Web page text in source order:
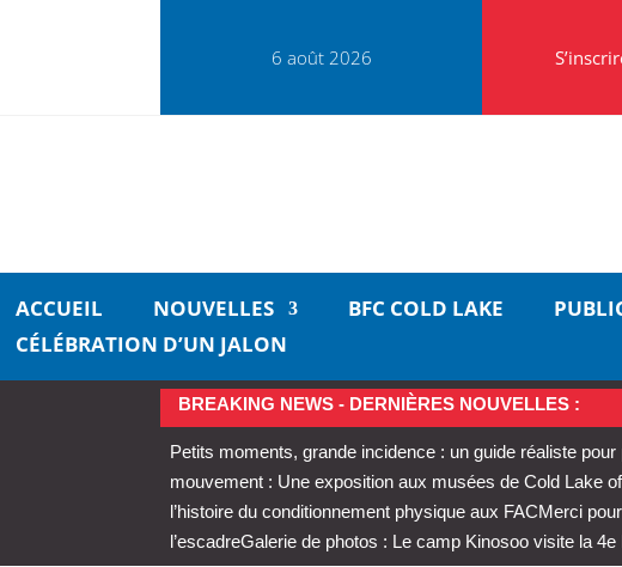
6 août 2026
ACCUEIL NOUVELLES BFC COLD LAKE
CÉLÉBRATION D’UN JALON
BREAKING NEWS - DERNIÈRES NOUVELLES :
Petits moments, grande incidence : un guide réaliste
mouvement : Une exposition aux musées de Cold Lake
l’histoire du conditionnement physique aux FACMerci
l’escadreGalerie de photos : Le camp Kinosoo visite la